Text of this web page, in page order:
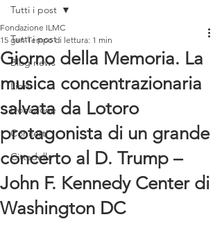
Tutti i post
Blog news
Libri
Donazione
Concerti
Cittadella
Tutti i post
Giorno della Memoria. La
musica concentrazionaria
salvata da Lotoro
protagonista di un grande
concerto al D. Trump –
John F. Kennedy Center di
Washington DC
Fondazione ILMC
15 gen Tempo di lettura: 1 min